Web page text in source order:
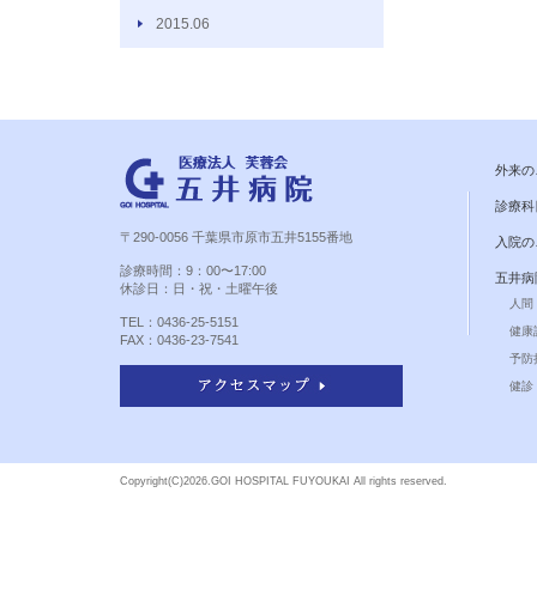
2015.06
〒290-0056 千葉県市原市五井5155番地
診療時間：9：00〜17:00
休診日：日・祝・土曜午後
TEL：0436-25-5151
FAX：0436-23-7541
外来
診療
入院
五井
人
健康
予防
健診
Copyright(C)2026.GOI HOSPITAL FUYOUKAI All rights reserved.